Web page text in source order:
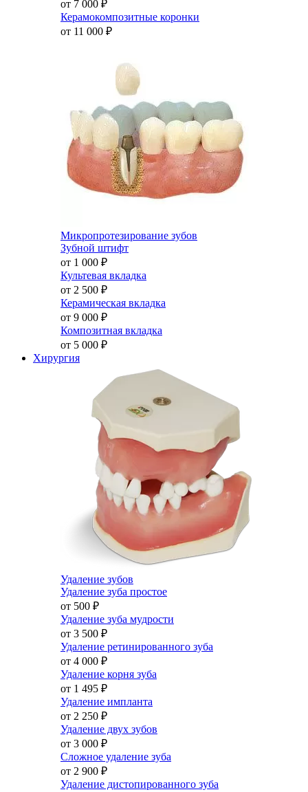
от 7 000 ₽
Керамокомпозитные коронки
от 11 000 ₽
Микропротезирование зубов
Зубной штифт
от 1 000 ₽
Культевая вкладка
от 2 500 ₽
Керамическая вкладка
от 9 000 ₽
Композитная вкладка
от 5 000 ₽
Хирургия
Удаление зубов
Удаление зуба простое
от 500 ₽
Удаление зуба мудрости
от 3 500 ₽
Удаление ретинированного зуба
от 4 000 ₽
Удаление корня зуба
от 1 495 ₽
Удаление импланта
от 2 250 ₽
Удаление двух зубов
от 3 000 ₽
Сложное удаление зуба
от 2 900 ₽
Удаление дистопированного зуба